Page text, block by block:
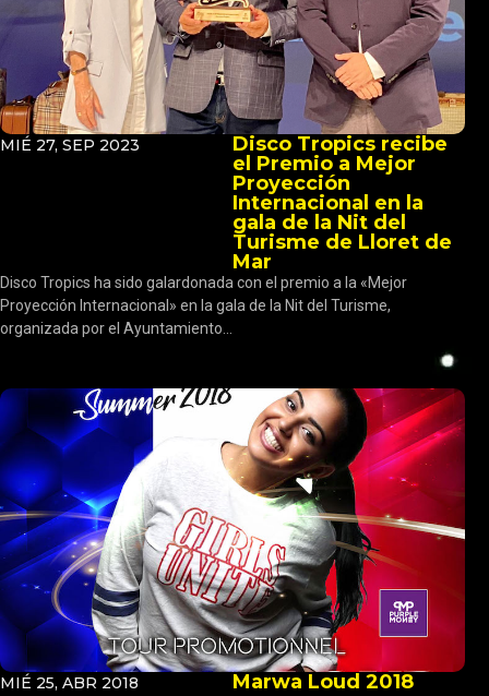
MIÉ 27, SEP 2023
Disco Tropics recibe
el Premio a Mejor
Proyección
Internacional en la
gala de la Nit del
Turisme de Lloret de
Mar
Disco Tropics ha sido galardonada con el premio a la «Mejor
Proyección Internacional» en la gala de la Nit del Turisme,
organizada por el Ayuntamiento...
MIÉ 25, ABR 2018 Marwa Loud 2018